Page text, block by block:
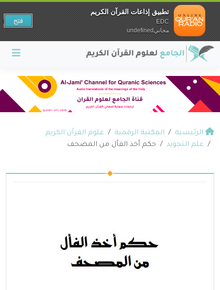
الرئيسية المكتبة الرقمية
علوم القرآن الكريم
علم التجويد
حكم أخذ الفأل من المصحف
تطبيق إذاعات القرآن الكريم
EDC
مجانيundefined
فتح